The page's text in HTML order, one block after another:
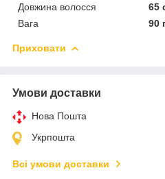
Довжина волосся
65
Вага
90
Приховати
Умови доставки
Нова Пошта
Укрпошта
Всі умови доставки